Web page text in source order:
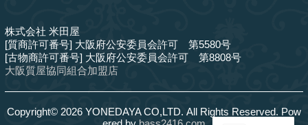
株式会社 米田屋
[質商許可番号] 大阪府公安委員会許可 第5580号
[古物商許可番号] 大阪府公安委員会許可 第8808号
大阪質屋協同組合加盟店
Copyright© 2026 YONEDAYA CO,LTD. All Rights Reserved. Pow